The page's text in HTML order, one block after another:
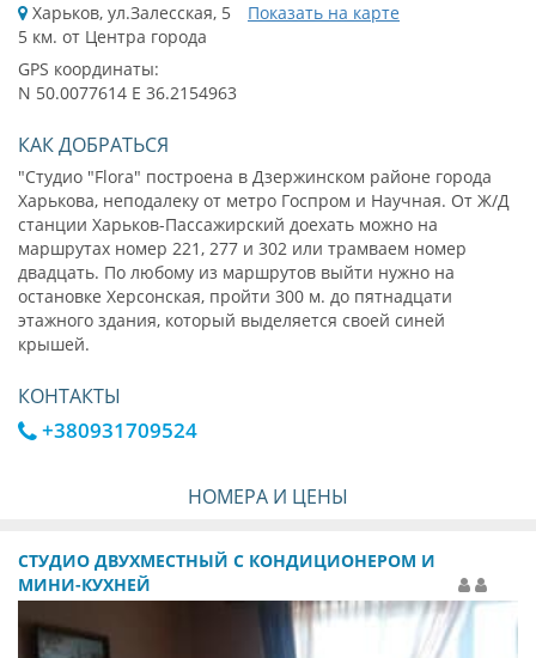
Харьков, ул.Залесская, 5
Показать на карте
5 км. от Центра города
GPS координаты:
N 50.0077614 E 36.2154963
КАК ДОБРАТЬСЯ
"Студио "Flora" построена в Дзержинском районе города
Харькова, неподалеку от метро Госпром и Научная. От Ж/Д
станции Харьков-Пассажирский доехать можно на
маршрутах номер 221, 277 и 302 или трамваем номер
двадцать. По любому из маршрутов выйти нужно на
остановке Херсонская, пройти 300 м. до пятнадцати
этажного здания, который выделяется своей синей
крышей.
КОНТАКТЫ
+380931709524
НОМЕРА И ЦЕНЫ
СТУДИО ДВУХМЕСТНЫЙ С КОНДИЦИОНЕРОМ И
МИНИ-КУХНЕЙ